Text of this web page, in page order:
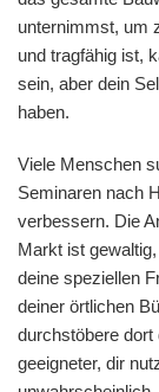
unternimmst, um
und tragfähig ist,
sein, aber dein
haben.
Viele Menschen
Seminaren nach
verbessern. Die
Markt ist
deine speziellen
deiner örtlichen
durchstöbere dort
geeigneter, dir